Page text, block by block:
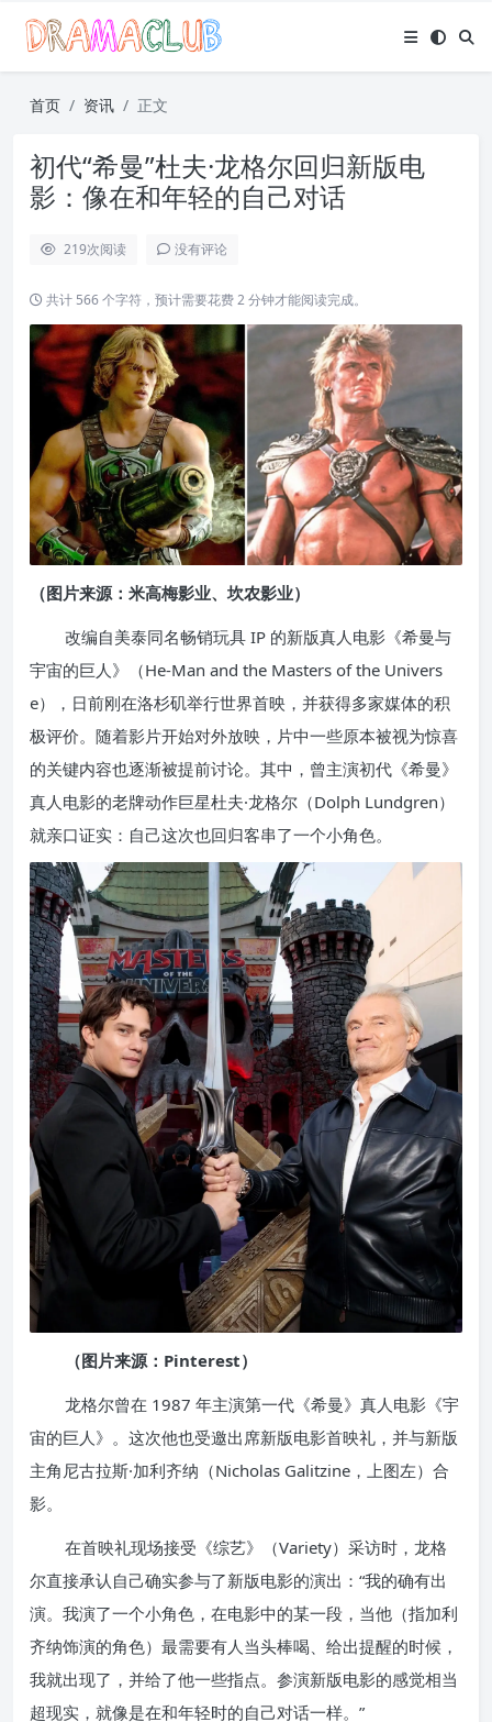
首页 资讯 正文
初代“希曼”杜夫·龙格尔回归新版电
影：像在和年轻的自己对话
219次阅读 没有评论
共计 566 个字符，预计需要花费 2 分钟才能阅读完成。
（图片来源：米高梅影业、坎农影业）
改编自美泰同名畅销玩具 IP 的新版真人电影《希曼与
宇宙的巨人》（He-Man and the Masters of the Univers
e），日前刚在洛杉矶举行世界首映，并获得多家媒体的积
极评价。随着影片开始对外放映，片中一些原本被视为惊喜
的关键内容也逐渐被提前讨论。其中，曾主演初代《希曼》
真人电影的老牌动作巨星杜夫·龙格尔（Dolph Lundgren）
就亲口证实：自己这次也回归客串了一个小角色。
（图片来源：Pinterest）
龙格尔曾在 1987 年主演第一代《希曼》真人电影《宇
宙的巨人》。这次他也受邀出席新版电影首映礼，并与新版
主角尼古拉斯·加利齐纳（Nicholas Galitzine，上图左）合
影。
在首映礼现场接受《综艺》（Variety）采访时，龙格
尔直接承认自己确实参与了新版电影的演出：“我的确有出
演。我演了一个小角色，在电影中的某一段，当他（指加利
齐纳饰演的角色）最需要有人当头棒喝、给出提醒的时候，
我就出现了，并给了他一些指点。参演新版电影的感觉相当
超现实，就像是在和年轻时的自己对话一样。”